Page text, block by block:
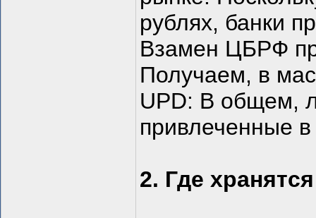
рублях, банки
Взамен ЦБРФ
Получаем, в
UPD: В общем,
привлеченные в
2. Где